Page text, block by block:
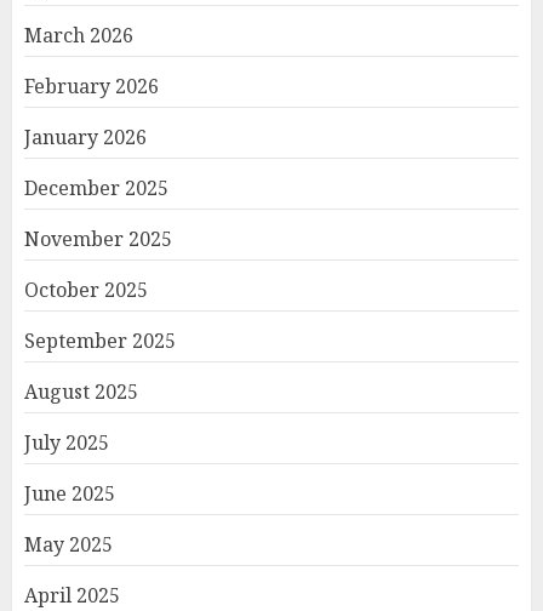
March 2026
February 2026
January 2026
December 2025
November 2025
October 2025
September 2025
August 2025
July 2025
June 2025
May 2025
April 2025